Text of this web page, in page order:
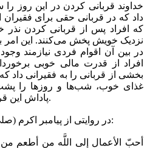
خداوند قربانی کردن در این روز
داد که در قربانی حقی برای
که افراد پس از قربانی کردن نذر
نزدیک خویش پخش می‌کنند. این امر
در بین آن اقوام فردی نیازمند
افراد از قدرت مالی خوبی
بخشی از قربانی را به فقیرانی
غذای خوب، شب‌ها و روزها را
پاداش این قربانی کردن بسیار بالاتر باشد.
در روایتی از پیامبر اکرم (صلی الله علیه و آله) آمده است: